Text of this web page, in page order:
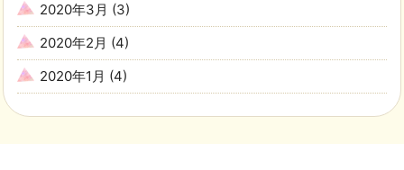
2020年3月 (3)
2020年2月 (4)
2020年1月 (4)